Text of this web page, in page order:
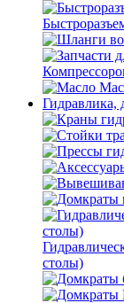
Гидравлика,
столы)